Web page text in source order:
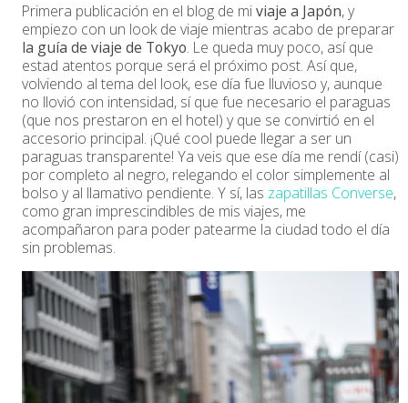
Primera publicación en el blog de miviaje a Japón, y
empiezo con un look de viaje mientras acabo de preparar
la guía de viaje de Tokyo. Le queda muy poco, así que
estad atentos porque será el próximo post. Así que,
volviendo al tema del look, ese día fue lluvioso y, aunque
no llovió con intensidad, sí que fue necesario el paraguas
(que nos prestaron en el hotel) y que se convirtió en el
accesorio principal. ¡Qué cool puede llegar a ser un
paraguas transparente! Ya veis que ese día me rendí (casi)
por completo al negro, relegando el color simplemente al
bolso y al llamativo pendiente. Y sí, las zapatillas Converse,
como gran imprescindibles de mis viajes, me
acompañaron para poder patearme la ciudad todo el día
sin problemas.